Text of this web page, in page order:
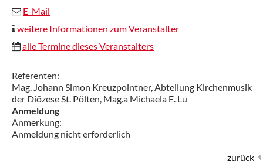
E-Mail
weitere Informationen zum Veranstalter
alle Termine dieses Veranstalters
Referenten:
Mag. Johann Simon Kreuzpointner, Abteilung Kirchenmusik
der Diözese St. Pölten, Mag.a Michaela E. Lu
Anmeldung
Anmerkung:
Anmeldung nicht erforderlich
zurück